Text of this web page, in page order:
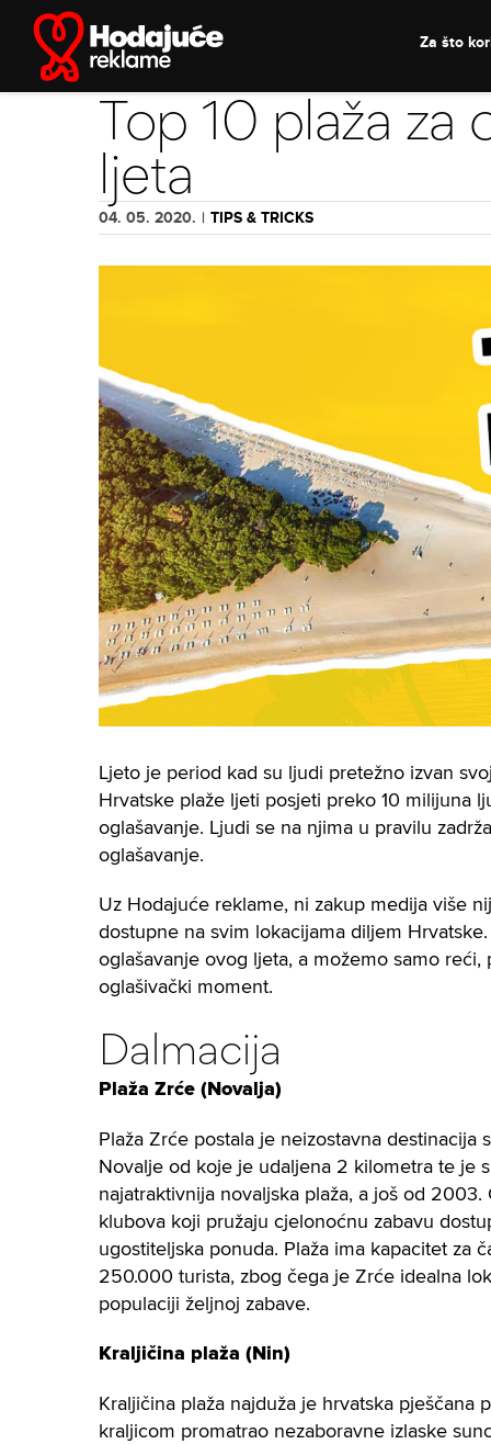
content
Za što
Top 10 plaža za
ljeta
04. 05. 2020. | TIPS & TRICKS
Ljeto je period kad su ljudi pretežno izvan
Hrvatske plaže ljeti posjeti preko 10 milijuna
oglašavanje. Ljudi se na njima u pravilu
oglašavanje.
Uz Hodajuće reklame, ni zakup medija više
dostupne na svim lokacijama diljem
oglašavanje ovog ljeta, a možemo samo
oglašivački moment.
Dalmacija
Plaža Zrće (Novalja)
Plaža Zrće postala je neizostavna
Novalje od koje je udaljena 2 kilometra te je
najatraktivnija novaljska plaža, a još od
klubova koji pružaju cjelonoćnu zabavu
ugostiteljska ponuda. Plaža ima kapacitet za
250.000 turista, zbog čega je Zrće idealna
populaciji željnoj zabave.
Kraljičina plaža (Nin)
Kraljičina plaža najduža je hrvatska pješčana
kraljicom promatrao nezaboravne izlaske